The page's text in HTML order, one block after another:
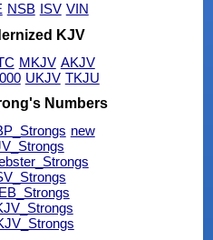
NSB ISV VIN
KJV
MKJV AKJV
UKJV TKJU
Numbers
new